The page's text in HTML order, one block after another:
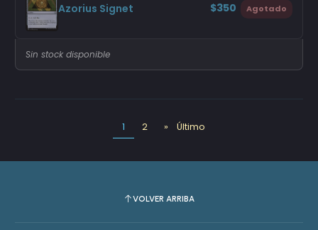
Azorius Signet $350 Agotado
Sin stock disponible
1 2 » Último
VOLVER ARRIBA